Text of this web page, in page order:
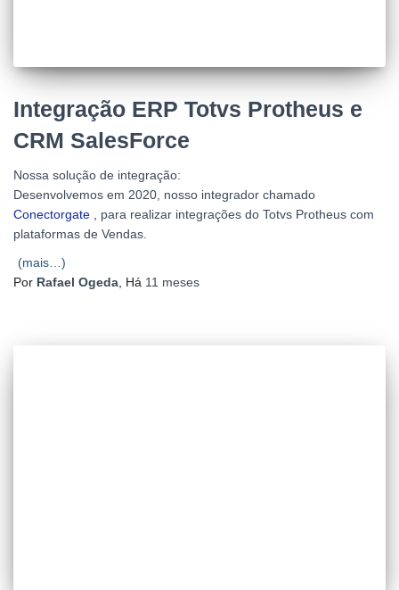
Integração ERP Totvs Protheus e
CRM SalesForce
Nossa solução de integração:
Desenvolvemos em 2020, nosso integrador chamado
Conectorgate , para realizar integrações do Totvs Protheus com
plataformas de Vendas.
(mais…)
Por Rafael Ogeda, Há 11 meses